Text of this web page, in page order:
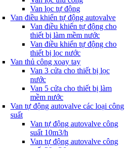
Van lọc tự động
Van điều khiển tự động autovalve
Van điều khiển tự động cho
thiết bị làm mềm nước
Van điều khiển tự động cho
thiết bị lọc nước
Van thủ công xoay tay
Van 3 cửa cho thiết bị lọc
nước
Van 5 cửa cho thiết bị làm
mềm nước
Van tự động autovalve các loại công
suất
Van tự động autovalve công
suất 10m3/h
Van tự động autovalve công